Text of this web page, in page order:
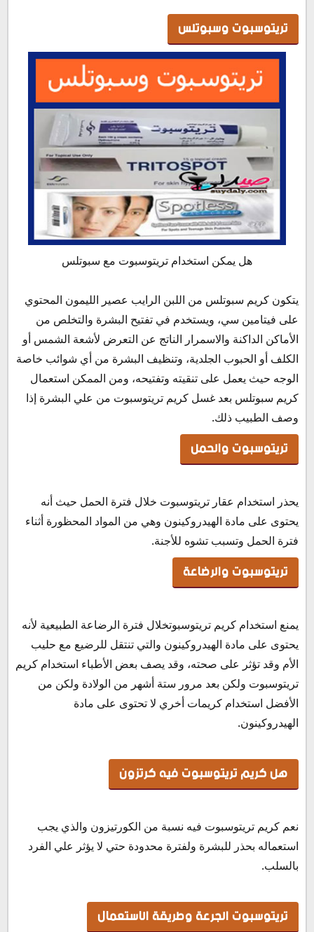
تريتوسبوت وسبوتلس
هل يمكن استخدام تريتوسبوت مع سبوتلس
يتكون كريم سبوتلس من اللبن الرايب عصير الليمون المحتوي
على فيتامين سي، ويستخدم في تفتيح البشرة والتخلص من
الأماكن الداكنة والاسمرار الناتج عن التعرض لأشعة الشمس أو
الكلف أو الحبوب الجلدية، وتنظيف البشرة من أي شوائب خاصة
الوجه حيث يعمل على تنقيته وتفتيحه، ومن الممكن استعمال
كريم سبوتلس بعد غسل كريم تريتوسبوت من علي البشرة إذا
وصف الطبيب ذلك.
تريتوسبوت والحمل
يحذر استخدام عقار تريتوسبوت خلال فترة الحمل حيث أنه
يحتوى على مادة الهيدروكينون وهي من المواد المحظورة أثناء
فترة الحمل وتسبب تشوه للأجنة.
تريتوسبوت والرضاعة
يمنع استخدام كريم تريتوسبوتخلال فترة الرضاعة الطبيعية لأنه
يحتوى على مادة الهيدروكينون والتي تنتقل للرضيع مع حليب
الأم وقد تؤثر على صحته، وقد يصف بعض الأطباء استخدام كريم
تريتوسبوت ولكن بعد مرور ستة أشهر من الولادة ولكن من
الأفضل استخدام كريمات أخري لا تحتوى على مادة
الهيدروكينون.
هل كريم تريتوسبوت فيه كرتزون
نعم كريم تريتوسبوت فيه نسبة من الكورتيزون والذي يجب
استعماله بحذر للبشرة ولفترة محدودة حتي لا يؤثر علي الفرد
بالسلب.
تريتوسبوت الجرعة وطريقة الاستعمال